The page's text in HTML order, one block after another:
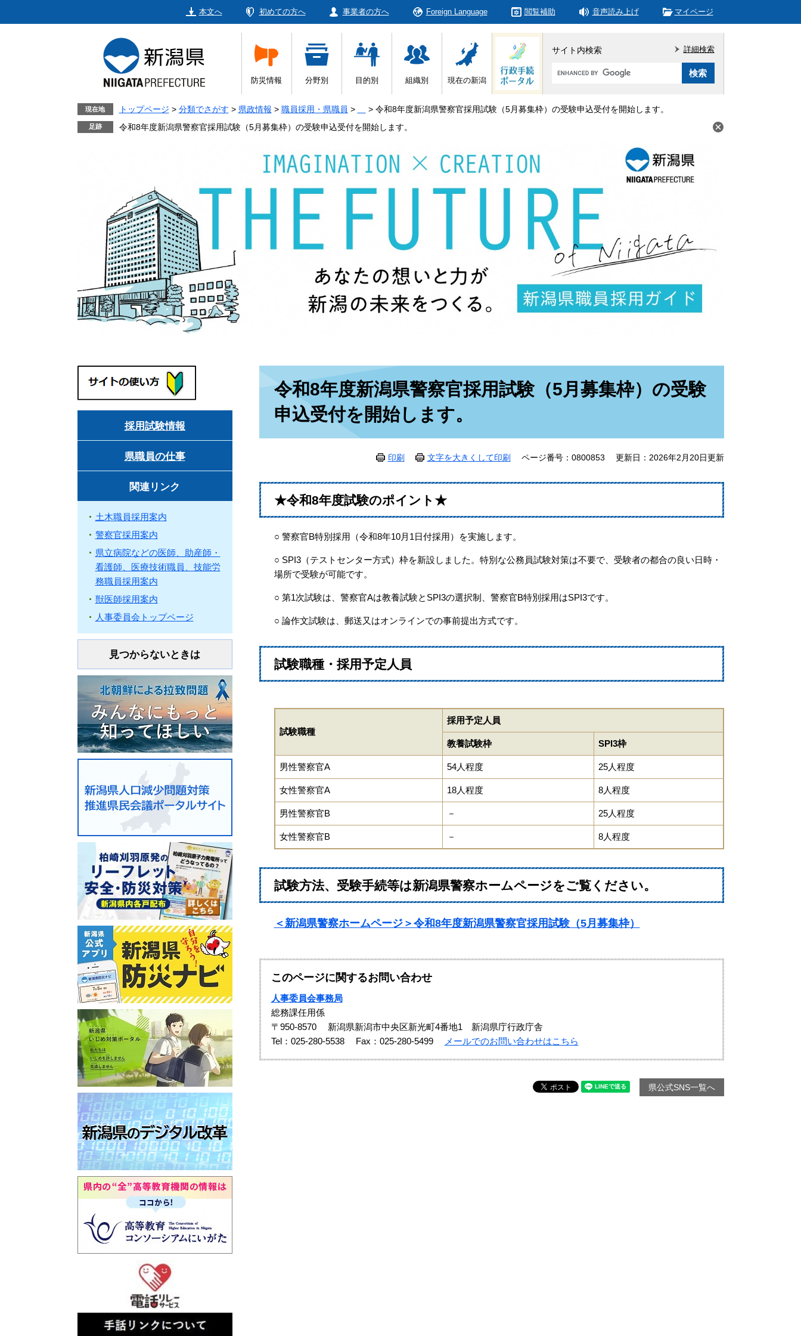
本文へ 初めての方へ 事業者の方へ Foreign Language 閲覧補助 音声読み上げ マイページ
防災情報 分野別 目的別 組織別 現在の新潟
サイト内検索
Google
詳細検索
現在地 トップページ > 分類でさがす > 県政情報 > 職員採用・県職員 > > 令和8年度新潟県警察官採用試験（5月募集枠）の受験申込受付を開始します。
令和8年度新潟県警察官採用試験（5月募集枠）の受験申込受付を開始します。
令和8年度新潟県警察官採用試験（5月募集枠）の受験
申込受付を開始します。
印刷 文字を大きくして印刷 ページ番号：0800853 更新日：2026年2月20日更新
★令和8年度試験のポイント★
○ 警察官B特別採用（令和8年10月1日付採用）を実施します。
○ SPI3（テストセンター方式）枠を新設しました。特別な公務員試験対策は不要で、受験者の都合の良い日時・
場所で受験が可能です。
○ 第1次試験は、警察官Aは教養試験とSPI3の選択制、警察官B特別採用はSPI3です。
○ 論作文試験は、郵送又はオンラインでの事前提出方式です。
試験職種・採用予定人員
試験職種
採用予定人員
教養試験枠 SPI3枠
男性警察官A 54人程度 25人程度
女性警察官A 18人程度 8人程度
男性警察官B － 25人程度
女性警察官B － 8人程度
試験方法、受験手続等は新潟県警察ホームページをご覧ください。
＜新潟県警察ホームページ＞令和8年度新潟県警察官採用試験（5月募集枠）
このページに関するお問い合わせ
人事委員会事務局
総務課任用係
〒950-8570
新潟県新潟市中央区新光町4番地1 新潟県庁行政庁舎
Tel：025-280-5538
Fax：025-280-5499 メールでのお問い合わせはこちら
県公式SNS一覧へ
採用試験情報
県職員の仕事
関連リンク
土木職員採用案内
警察官採用案内
県立病院などの医師、助産師・
看護師、医療技術職員、技能労
務職員採用案内
獣医師採用案内
人事委員会トップページ
見つからないときは